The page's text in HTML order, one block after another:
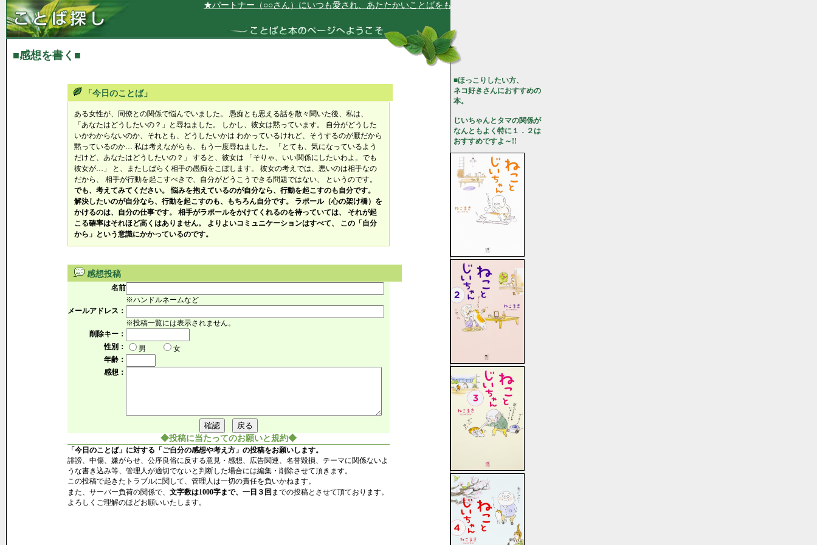
★パートナー（○○さん）にいつも愛され、あたたかいことばをもらっています★
■感想を書く■
「今日のことば」
ある女性が、同僚との関係で悩んでいました。 愚痴とも思える話を散々聞いた後、私は、
「あなたはどうしたいの？」と尋ねました。 しかし、彼女は黙っています。 自分がどうした
いかわからないのか、それとも、どうしたいかは わかっているけれど、そうするのが厭だから
黙っているのか… 私は考えながらも、もう一度尋ねました。 「とても、気になっているよう
だけど、あなたはどうしたいの？」 すると、彼女は 「そりゃ、いい関係にしたいわよ。でも
彼女が…」 と、またしばらく相手の愚痴をこぼします。 彼女の考えでは、悪いのは相手なの
だから、 相手が行動を起こすべきで、自分がどうこうできる問題ではない、 というのです。
でも、考えてみてください。 悩みを抱えているのが自分なら、行動を起こすのも自分です。
解決したいのが自分なら、行動を起こすのも、もちろん自分です。 ラポール（心の架け橋）を
かけるのは、自分の仕事です。 相手がラポールをかけてくれるのを待っていては、 それが起
こる確率はそれほど高くはありません。 よりよいコミュニケーションはすべて、 この「自分
から」という意識にかかっているのです。
感想投稿
名前
※ハンドルネームなど
メールアドレス：
※投稿一覧には表示されません。
削除キー：
性別：
男
女
年齢：
感想：
◆投稿に当たってのお願いと規約◆
「今日のことば」に対する「ご自分の感想や考え方」の投稿をお願いします。
誹謗、中傷、嫌がらせ、公序良俗に反する意見・感想、広告関連、名誉毀損、テーマに関係ないよ
うな書き込み等、管理人が適切でないと判断した場合には編集・削除させて頂きます。
この投稿で起きたトラブルに関して、管理人は一切の責任を負いかねます。
また、サーバー負荷の関係で、 文字数は1000字まで、一日３回 までの投稿とさせて頂ております。
よろしくご理解のほどお願いいたします。
■ほっこりしたい方、
ネコ好きさんにおすすめの
本。
じいちゃんとタマの関係が
なんともよく特に１．２は
おすすめですよ～!!